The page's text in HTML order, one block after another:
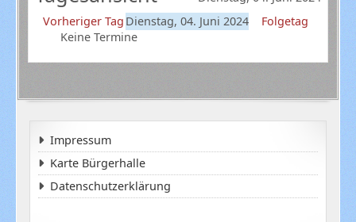
Vorheriger Tag Dienstag, 04. Juni 2024
Folgetag
Keine Termine
Impressum
Karte Bürgerhalle
Datenschutzerklärung